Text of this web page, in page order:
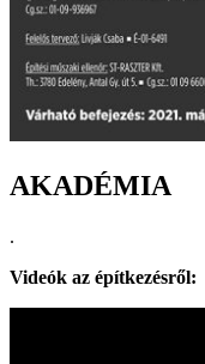
AKADÉMIA
.
Videók az építkezésről: